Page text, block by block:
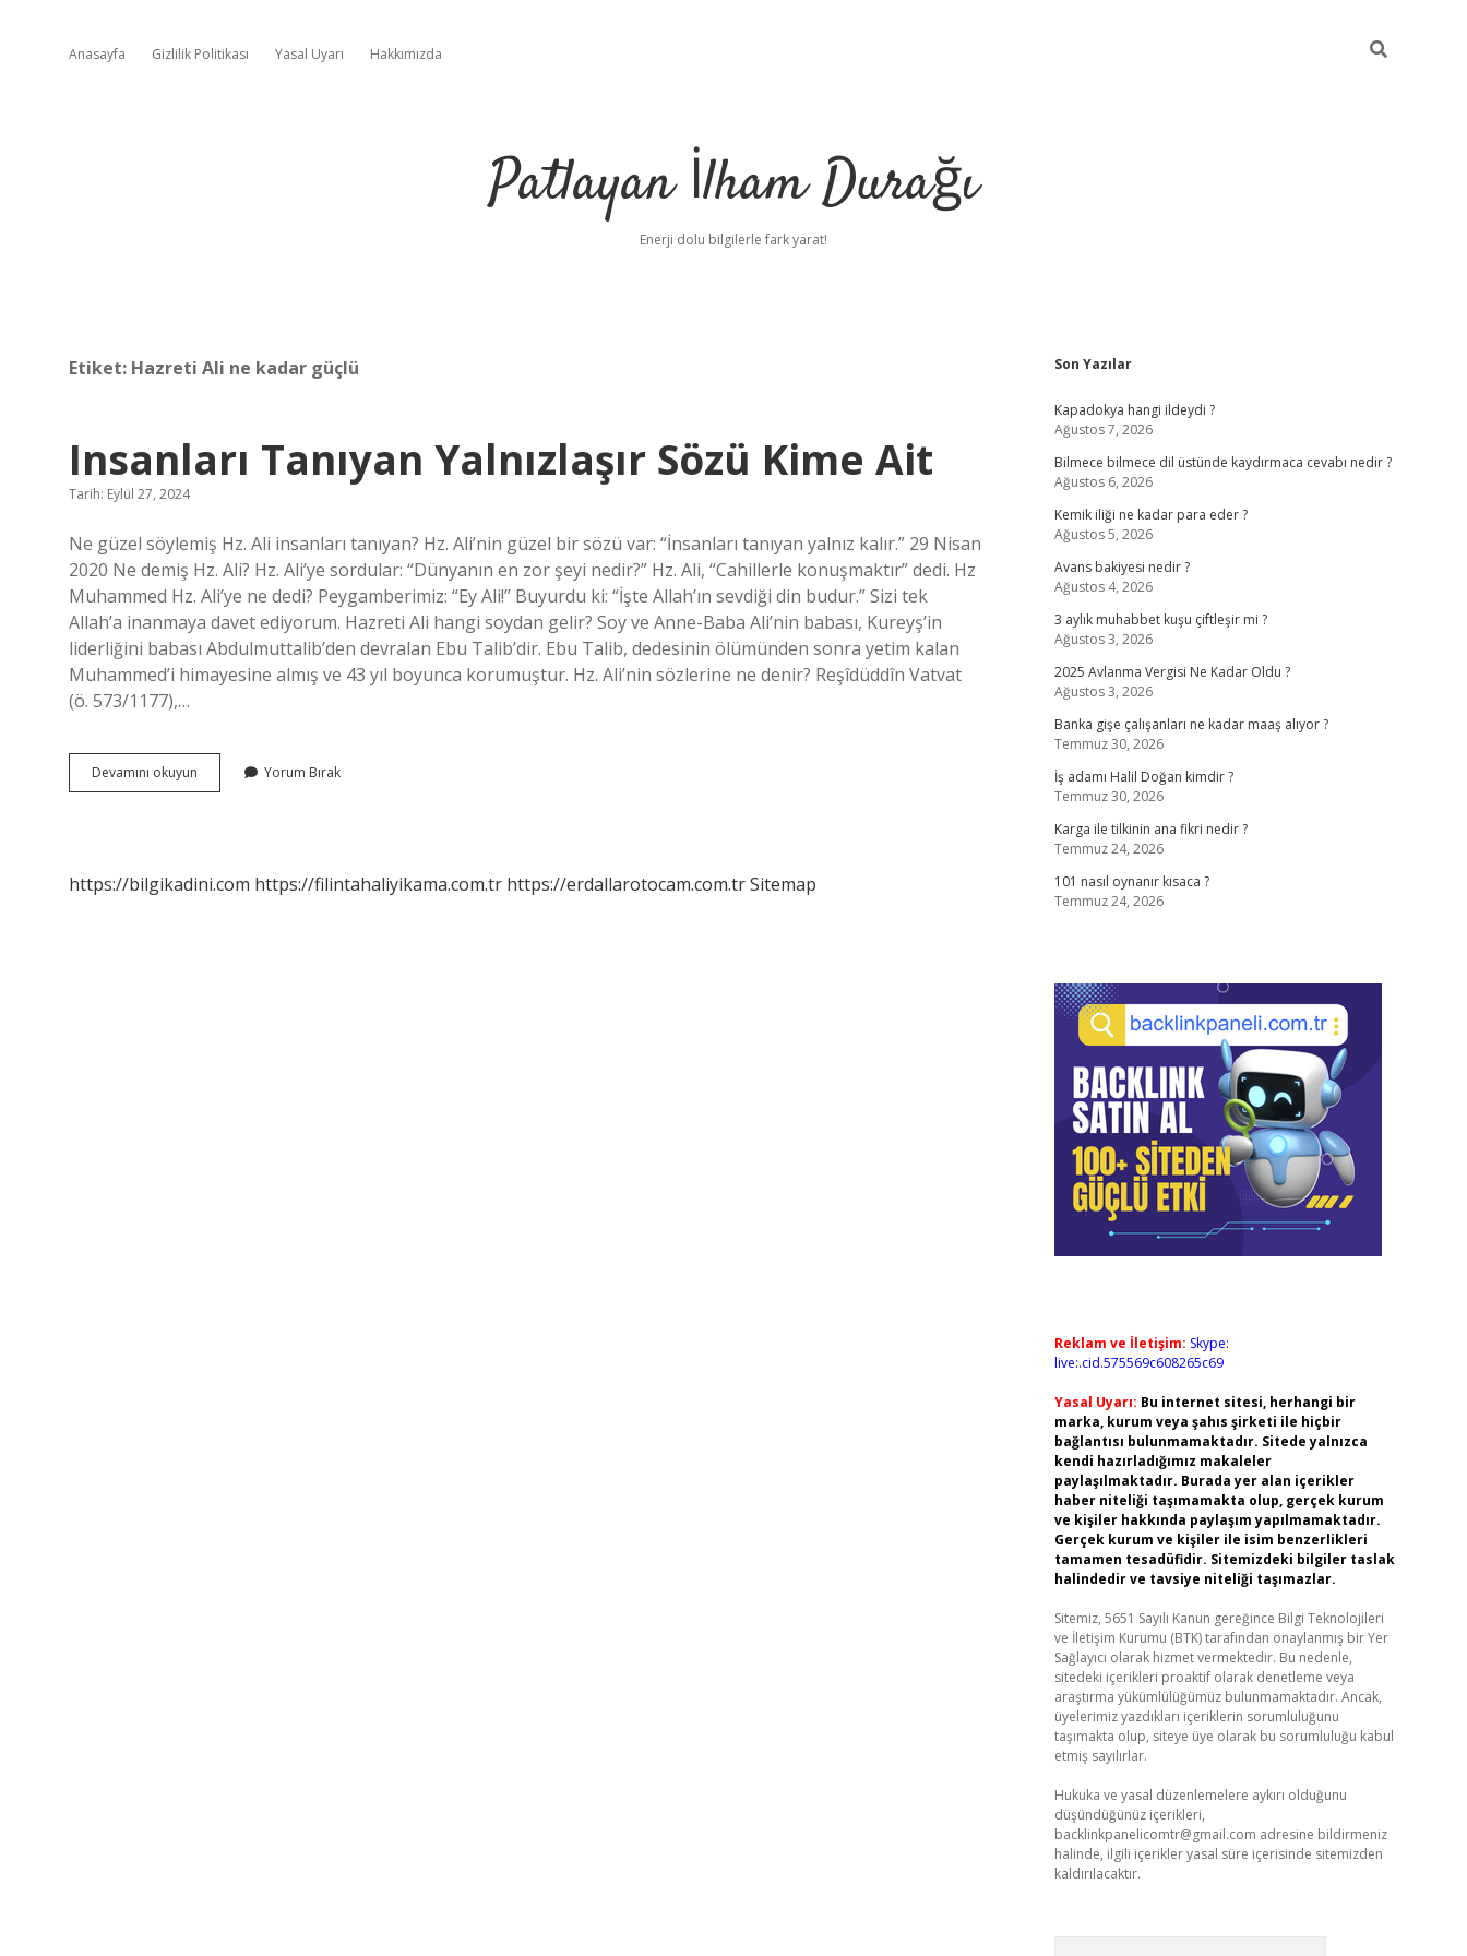
Anasayfa Gizlilik Politikası Yasal Uyarı Hakkımızda
Patlayan İlham Durağı
Enerji dolu bilgilerle fark yarat!
Etiket: Hazreti Ali ne kadar güçlü
Insanları Tanıyan Yalnızlaşır Sözü Kime Ait
Tarih: Eylül 27, 2024
Ne güzel söylemiş Hz. Ali insanları tanıyan? Hz. Ali’nin güzel bir sözü var: “İnsanları tanıyan yalnız kalır.” 29 Nisan
2020 Ne demiş Hz. Ali? Hz. Ali’ye sordular: “Dünyanın en zor şeyi nedir?” Hz. Ali, “Cahillerle konuşmaktır” dedi. Hz
Muhammed Hz. Ali’ye ne dedi? Peygamberimiz: “Ey Ali!” Buyurdu ki: “İşte Allah’ın sevdiği din budur.” Sizi tek
Allah’a inanmaya davet ediyorum. Hazreti Ali hangi soydan gelir? Soy ve Anne-Baba Ali’nin babası, Kureyş’in
liderliğini babası Abdulmuttalib’den devralan Ebu Talib’dir. Ebu Talib, dedesinin ölümünden sonra yetim kalan
Muhammed’i himayesine almış ve 43 yıl boyunca korumuştur. Hz. Ali’nin sözlerine ne denir? Reşîdüddîn Vatvat
(ö. 573/1177),…
Devamını okuyun Insanları
Tanıyan
Yorum Bırak
https://bilgikadini.com https://filintahaliyikama.com.tr https://erdallarotocam.com.trSitemap
Sidebar
Son Yazılar
Kapadokya hangi ildeydi ?
Ağustos 7, 2026
Bilmece bilmece dil üstünde kaydırmaca cevabı nedir ?
Ağustos 6, 2026
Kemik iliği ne kadar para eder ?
Ağustos 5, 2026
Avans bakiyesi nedir ?
Ağustos 4, 2026
3 aylık muhabbet kuşu çiftleşir mi ?
Ağustos 3, 2026
2025 Avlanma Vergisi Ne Kadar Oldu ?
Ağustos 3, 2026
Banka gişe çalışanları ne kadar maaş alıyor ?
Temmuz 30, 2026
İş adamı Halil Doğan kimdir ?
Temmuz 30, 2026
Karga ile tilkinin ana fikri nedir ?
Temmuz 24, 2026
101 nasıl oynanır kısaca ?
Temmuz 24, 2026
Reklam ve İletişim: Skype:
live:.cid.575569c608265c69
Yasal Uyarı: Bu internet sitesi, herhangi bir
marka, kurum veya şahıs şirketi ile hiçbir
bağlantısı bulunmamaktadır. Sitede yalnızca
kendi hazırladığımız makaleler
paylaşılmaktadır. Burada yer alan içerikler
haber niteliği taşımamakta olup, gerçek kurum
ve kişiler hakkında paylaşım yapılmamaktadır.
Gerçek kurum ve kişiler ile isim benzerlikleri
tamamen tesadüfidir. Sitemizdeki bilgiler taslak
halindedir ve tavsiye niteliği taşımazlar.
Sitemiz, 5651 Sayılı Kanun gereğince Bilgi Teknolojileri
ve İletişim Kurumu (BTK) tarafından onaylanmış bir Yer
Sağlayıcı olarak hizmet vermektedir. Bu nedenle,
sitedeki içerikleri proaktif olarak denetleme veya
araştırma yükümlülüğümüz bulunmamaktadır. Ancak,
üyelerimiz yazdıkları içeriklerin sorumluluğunu
taşımakta olup, siteye üye olarak bu sorumluluğu kabul
etmiş sayılırlar.
Hukuka ve yasal düzenlemelere aykırı olduğunu
düşündüğünüz içerikleri,
backlinkpanelicomtr@gmail.com adresine bildirmeniz
halinde, ilgili içerikler yasal süre içerisinde sitemizden
kaldırılacaktır.